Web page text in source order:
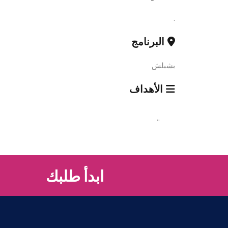
.
البرنامج
بشبلش
الأهداف
..
ابدأ طلبك